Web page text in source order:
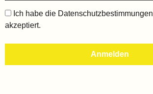
Ich habe die Datenschutzbestimmungen
akzeptiert.